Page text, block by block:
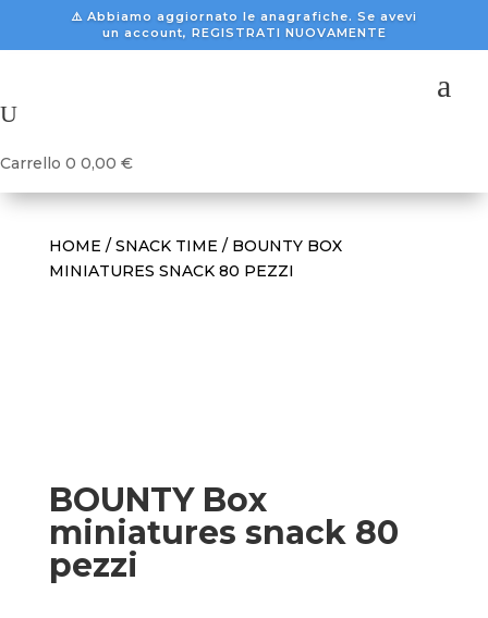
⚠️ Abbiamo aggiornato le anagrafiche. Se avevi
un account, REGISTRATI NUOVAMENTE
a
U
Carrello 0 0,00 €
HOME / SNACK TIME / BOUNTY BOX
MINIATURES SNACK 80 PEZZI
BOUNTY Box
miniatures snack 80
pezzi